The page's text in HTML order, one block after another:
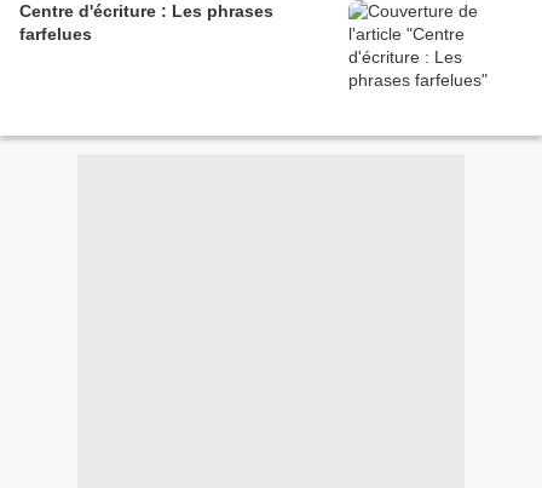
Centre d'écriture : Les phrases
farfelues